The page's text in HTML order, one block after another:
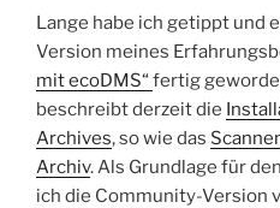
Lange habe ich getippt und
Version meines
mit ecoDMS“ fertig
beschreibt derzeit die
Archives, so wie das
Archiv. Als Grundlage für
ich die Community-Version